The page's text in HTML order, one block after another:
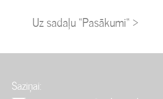
Uz sadaļu “Pasākumi“ >
Saziņai: